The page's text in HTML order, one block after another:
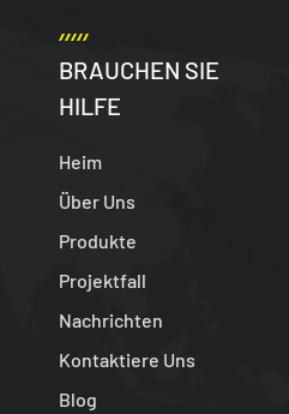
BRAUCHEN SIE
HILFE
Heim
Über Uns
Produkte
Projektfall
Nachrichten
Kontaktiere Uns
Blog